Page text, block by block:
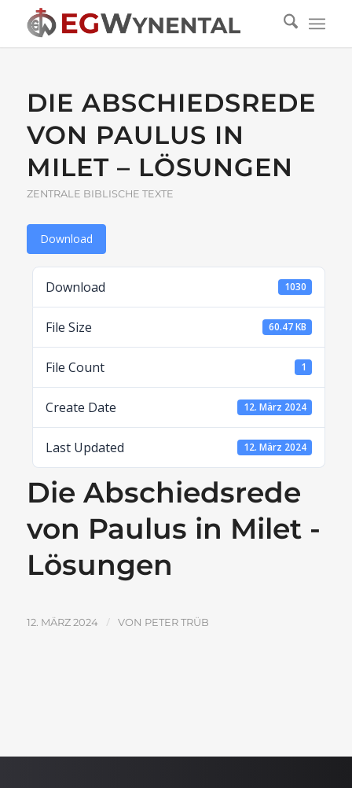
DIE ABSCHIEDSREDE
VON PAULUS IN
MILET – LÖSUNGEN
ZENTRALE BIBLISCHE TEXTE
Download
Download 1030
File Size 60.47 KB
File Count 1
Create Date 12. März 2024
Last Updated 12. März 2024
Die Abschiedsrede
von Paulus in Milet -
Lösungen
12. MÄRZ 2024 / VON PETER TRÜB